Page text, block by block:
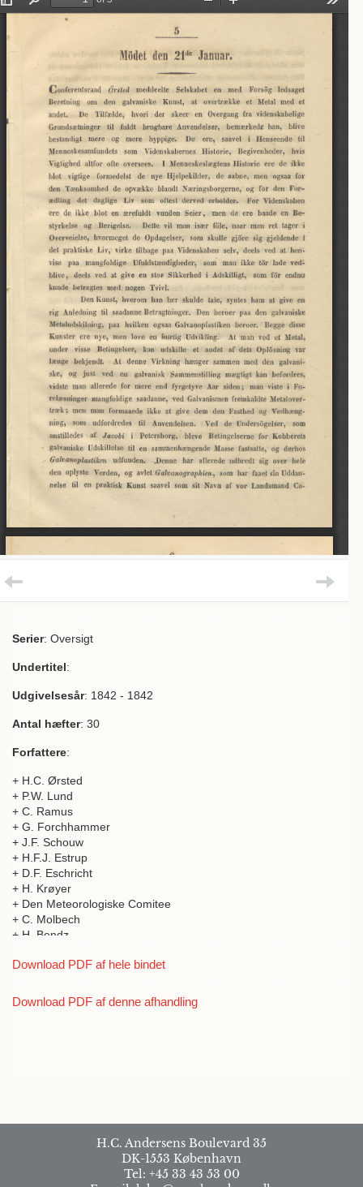
Serier: Oversigt
Undertitel:
Udgivelsesår: 1842 - 1842
Antal hæfter: 30
Forfattere:
+ H.C. Ørsted
+ P.W. Lund
+ C. Ramus
+ G. Forchhammer
+ J.F. Schouw
+ H.F.J. Estrup
+ D.F. Eschricht
+ H. Krøyer
+ Den Meteorologiske Comitee
+ C. Molbech
+ H. Bendz
+ P.O. Bröndsted
+ F.M. Liebmann
Download PDF af hele bindet
Download PDF af denne afhandling
H.C. Andersens Boulevard 35
DK-1553 København
Tel: +45 33 43 53 00